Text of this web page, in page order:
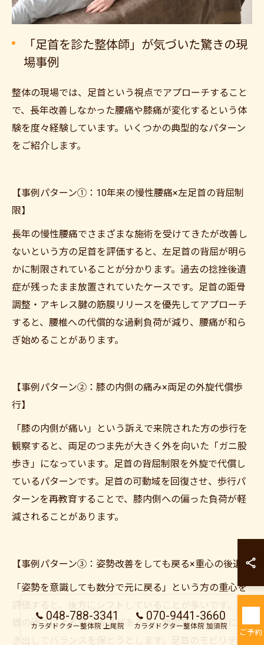
「足首を診た整体師」が気づいた驚きの現
場事例
整体の現場では、足首という視点でアプローチすること
で、長年改善しなかった腰痛や膝痛が変化するという体
験を度々経験しています。いくつかの典型的なパターン
をご紹介します。
【事例パターン①：10年来の慢性腰痛×左足首の背屈制
限】
長年の慢性腰痛でさまざまな施術を受けてきたが改善し
ないという方の足首を評価すると、左足首の背屈が明ら
かに制限されていることが分かります。過去の捻挫後遺
症が残ったまま放置されていたケースです。足首の距骨
調整・アキレス腱の筋膜リリースを優先してアプローチ
すると、腰椎への代償的な過剰負荷が減り、腰痛が和ら
ぎ始めることがあります。
【事例パターン②：膝の内側の痛み×両足の外旋代償歩
行】
「膝の内側が痛い」という訴えで来院された方の歩行を
観察すると、両足のつま先が大きく外を向いた「ガニ股
歩き」になっています。足首の背屈制限を外旋で代償し
ているパターンです。足首の可動域を回復させ、歩行パ
ターンを再教育することで、膝内側への偏った負荷が軽
減されることがあります。
【事例パターン③：姿勢改善をしても戻る×重心の後退】
「姿勢を意識しても数分で元に戻る」という方の重心を
評価すると、後方にシフトしていることが多いです。足
首の硬さによる重心後退があると、無意識に頭を前に突
048-788-3341
カラダドクター整体院 上尾院
070-9441-3660
カラダドクター整体院 加須院
ご予約
カラダドクター
カラダドクター整